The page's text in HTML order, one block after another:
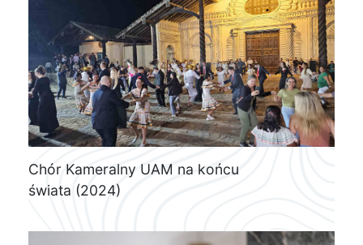
Chór Kameralny UAM na końcu
świata (2024)